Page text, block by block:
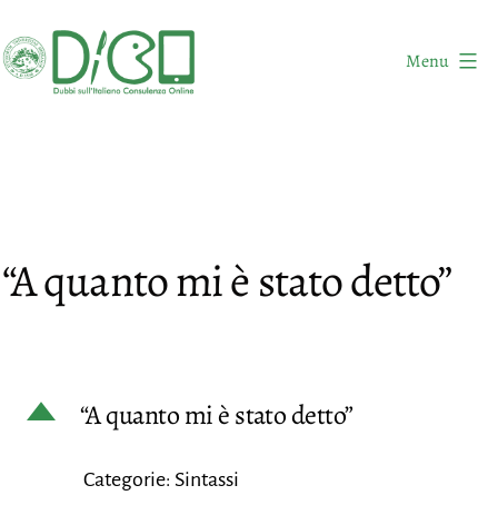
al
contenuto
Online
Menu
“A quanto mi è stato detto”
D “A quanto mi è stato detto”
Categorie: Sintassi